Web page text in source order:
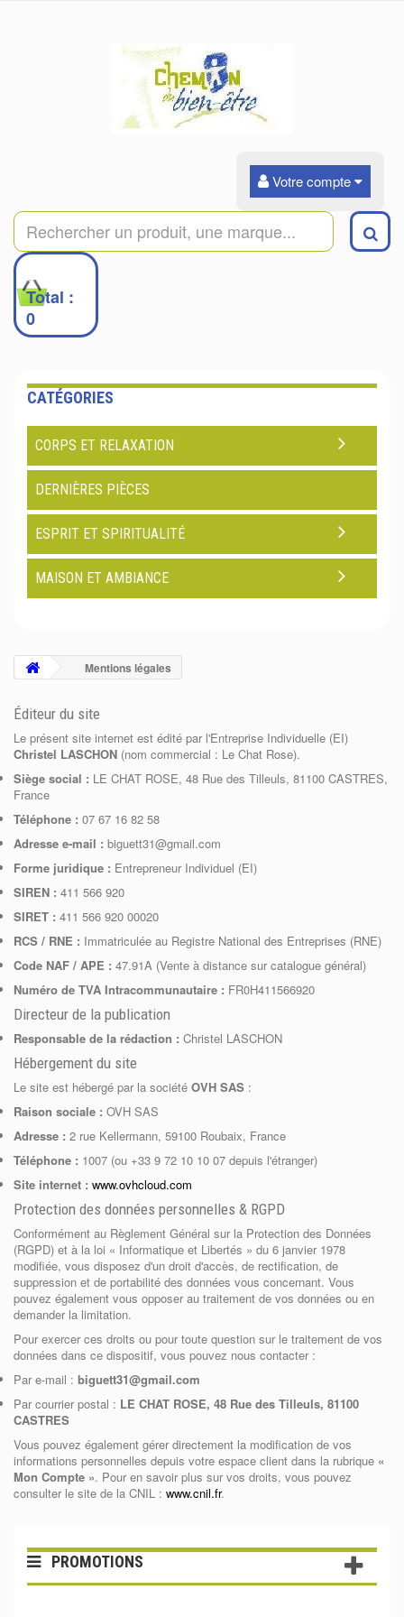
Votre compte
0
Total :
0
CATÉGORIES
CORPS ET RELAXATION
DERNIÈRES PIÈCES
ESPRIT ET SPIRITUALITÉ
MAISON ET AMBIANCE
Mentions légales
Éditeur du site
Le présent site internet est édité par l'Entreprise Individuelle (EI)
Christel LASCHON (nom commercial : Le Chat Rose).
Siège social : LE CHAT ROSE, 48 Rue des Tilleuls, 81100 CASTRES,
France
Téléphone : 07 67 16 82 58
Adresse e-mail : biguett31@gmail.com
Forme juridique : Entrepreneur Individuel (EI)
SIREN : 411 566 920
SIRET : 411 566 920 00020
RCS / RNE : Immatriculée au Registre National des Entreprises (RNE)
Code NAF / APE : 47.91A (Vente à distance sur catalogue général)
Numéro de TVA Intracommunautaire : FR0H411566920
Directeur de la publication
Responsable de la rédaction : Christel LASCHON
Hébergement du site
Le site est hébergé par la société OVH SAS :
Raison sociale : OVH SAS
Adresse : 2 rue Kellermann, 59100 Roubaix, France
Téléphone : 1007 (ou +33 9 72 10 10 07 depuis l'étranger)
Site internet : www.ovhcloud.com
Protection des données personnelles & RGPD
Conformément au Règlement Général sur la Protection des Données
(RGPD) et à la loi « Informatique et Libertés » du 6 janvier 1978
modifiée, vous disposez d'un droit d'accès, de rectification, de
suppression et de portabilité des données vous concernant. Vous
pouvez également vous opposer au traitement de vos données ou en
demander la limitation.
Pour exercer ces droits ou pour toute question sur le traitement de vos
données dans ce dispositif, vous pouvez nous contacter :
Par e-mail : biguett31@gmail.com
Par courrier postal : LE CHAT ROSE, 48 Rue des Tilleuls, 81100
CASTRES
Vous pouvez également gérer directement la modification de vos
informations personnelles depuis votre espace client dans la rubrique «
Mon Compte ». Pour en savoir plus sur vos droits, vous pouvez
consulter le site de la CNIL : www.cnil.fr.
PROMOTIONS